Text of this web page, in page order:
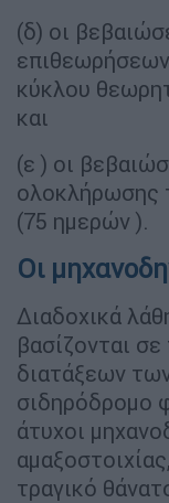
(δ) οι
κύκλου
και
(ε ) οι
ολοκλήρωσης
(75 ημερών ).
Οι
Διαδοχικά
βασίζονται
διατάξεων
σιδηρόδρομο
άτυχοι
τραγικό